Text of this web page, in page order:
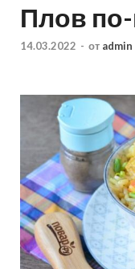
Плов
14.03.2022 - от admin